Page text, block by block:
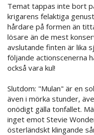
Temat tappas inte bort
krigarens felaktiga
hårdare på formen än
lösare än de mest
avslutande finten är lika
följande actionscenerna
också vara kul!
Slutdom: "Mulan" är en
även i mörka stunder,
onödigt gälla tonfallet.
inget emot Stevie
österländskt klingande